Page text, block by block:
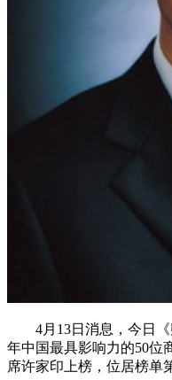
4月13日消息，今日
年中国最具影响力的50位
席许家印上榜，位居榜单